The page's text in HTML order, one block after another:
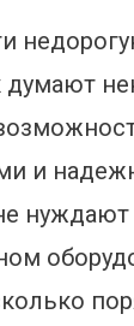
думают
и